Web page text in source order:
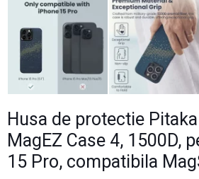
Husa de protectie
MagEZ Case 4, 1500D,
15 Pro, compatibila